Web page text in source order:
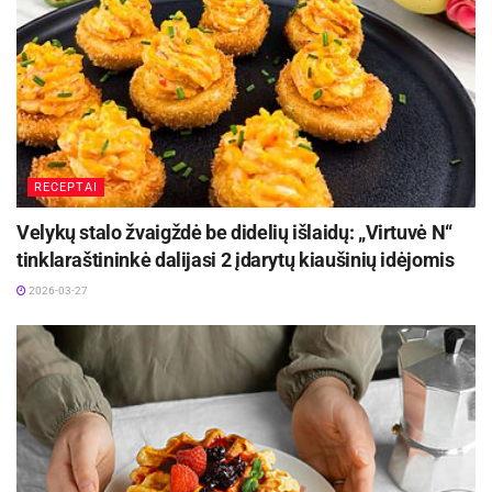
Kaip parduotuvėje išsirinkti portugalų favoritę
doradą?
„Iki“ kulinarijos šefė J. Tamoševičienė pasakoja,
kad būti portugalu reiškia būti vienu didžiausių
žuvų ruošimo ekspertų pasaulyje. Nuo pat
žuvies patiekalų, o „bacalhau“ arba sūdyta menkė
laikoma kone nacionaline vertybe.
„Kalbant apie šviežias žuvis, auksaspalvė dorada
RECEPTAI
Velykų stalo žvaigždė be didelių išlaidų: „Virtuvė N“
tinklaraštininkė dalijasi 2 įdarytų kiaušinių idėjomis
2026-03-27